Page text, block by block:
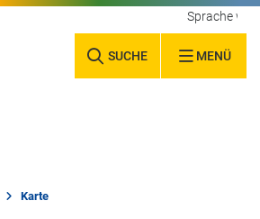
SUCHE MENÜ
Sprache
Karte